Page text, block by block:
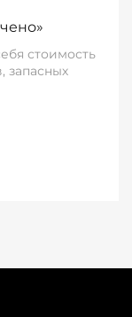
стоимость
запасных